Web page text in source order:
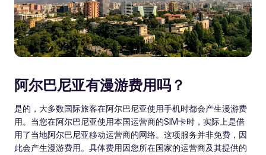
阿尔巴尼亚有漫游费用吗？
是的，大多数国际旅客在阿尔巴尼亚使用手机时都会产生漫游费
用。当您在阿尔巴尼亚使用本国运营商的SIM卡时，实际上是借
用了当地阿尔巴尼亚移动运营商的网络。这项服务并非免费，因
此会产生漫游费用。具体费用因您所在国家的运营商及其提供的